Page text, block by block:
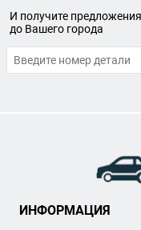
И получите
до Вашего города
ИНФОРМАЦИЯ